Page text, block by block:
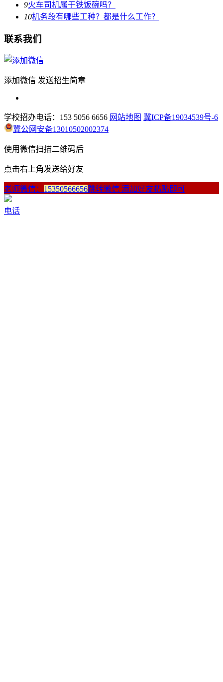
9火车司机属于铁饭碗吗？
10机务段有哪些工种？都是什么工作？
联系我们
添加微信 发送招生简章
学校招办电话：153 5056 6656 网站地图 冀ICP备19034539号-6
冀公网安备13010502002374
使用微信扫描二维码后
点击右上角发送给好友
老师微信： 15350566656跳转微信 添加好友粘贴即可
电话